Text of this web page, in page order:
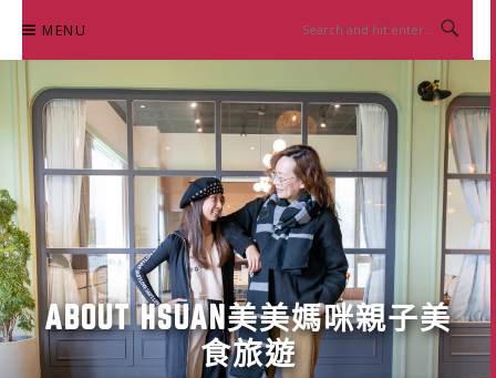
content
MENU
ABOUT HSUAN美美媽咪親子美
食旅遊